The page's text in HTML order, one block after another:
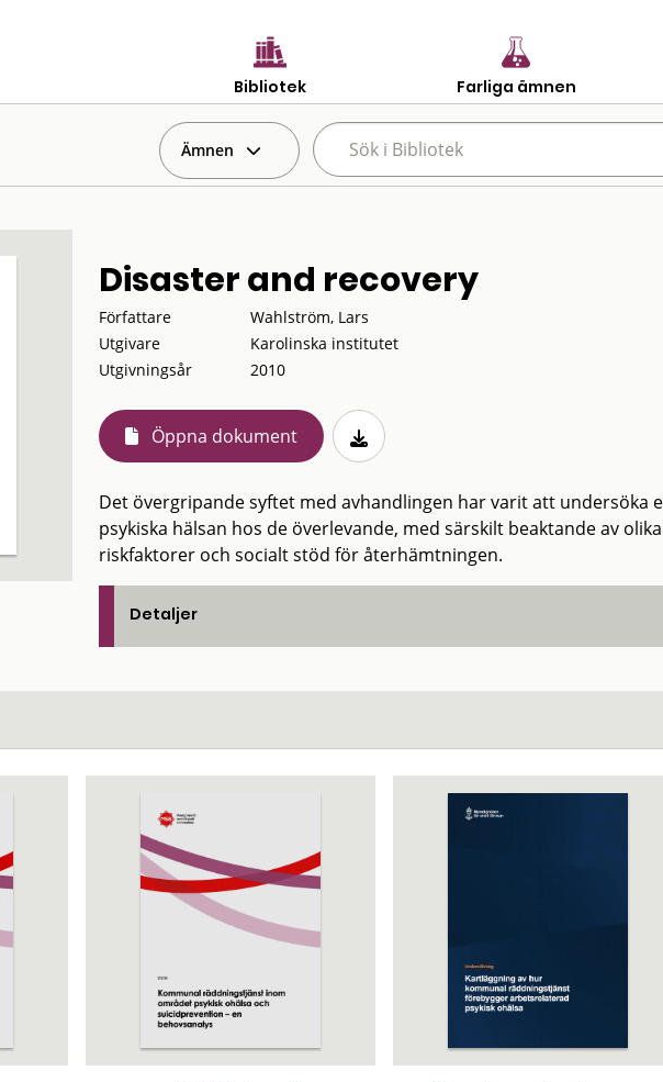
Bibliotek Farliga ämnen
Ämnen
Disaster and recovery
Författare
Wahlström, Lars
Utgivare
Karolinska institutet
Utgivningsår
2010
Öppna dokument
Det övergripande syftet med avhandlingen har varit att undersöka
psykiska hälsan hos de överlevande, med särskilt beaktande av
riskfaktorer och socialt stöd för återhämtningen.
Detaljer